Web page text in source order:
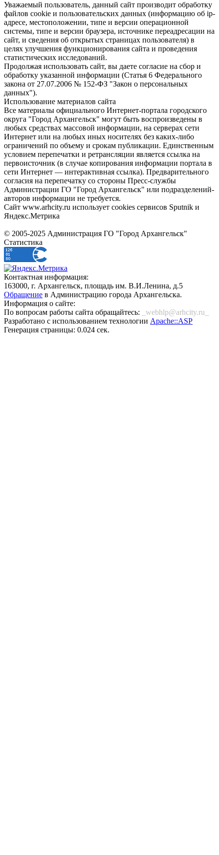
Уважаемый пользователь, данный сайт производит обработку
файлов cookie и пользовательских данных (информацию об ip-
адресе, местоположении, типе и версии операционной
системы, типе и версии браузера, источнике переадресации на
сайт, и сведения об открытых страницах пользователя) в
целях улучшения функционирования сайта и проведения
статистических исследований.
Продолжая использовать сайт, вы даете согласие на сбор и
обработку указанной информации (Статья 6 Федерального
закона от 27.07.2006 № 152-ФЗ "Закон о персональных
данных").
Использование материалов сайта
Все материалы официального Интернет-портала городского
округа "Город Архангельск" могут быть воспроизведены в
любых средствах массовой информации, на серверах сети
Интернет или на любых иных носителях без каких-либо
ограничений по объему и срокам публикации. Единственным
условием перепечатки и ретрансляции является ссылка на
первоисточник (в случае копирования информации портала в
сети Интернет — интерактивная ссылка). Предварительного
согласия на перепечатку со стороны Пресс-службы
Администрации ГО "Город Архангельск" или подразделений-
авторов информации не требуется.
Сайт www.arhcity.ru использует cookies сервисов Sputnik и
Яндекс.Метрика
© 2005-2025 Администрация ГО "Город Архангельск"
Статистика
Контактная информация:
163000, г. Архангельск, площадь им. В.И.Ленина, д.5
Обращение в Администрацию города Архангельска.
Информация о сайте:
По вопросам работы сайта обращайтесь:
_webhlp@arhcity.ru_
Разработано с использованием технологии Apache::ASP
Генерация страницы: 0.024 сек.